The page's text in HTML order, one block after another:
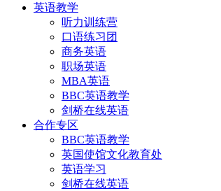
英语教学
听力训练营
口语练习团
商务英语
职场英语
MBA英语
BBC英语教学
剑桥在线英语
合作专区
BBC英语教学
英国使馆文化教育处
英语学习
剑桥在线英语